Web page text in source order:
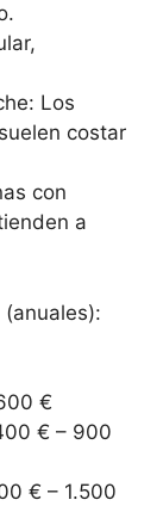
Los
costar
con
a
€
€ – 900
€ – 1.500